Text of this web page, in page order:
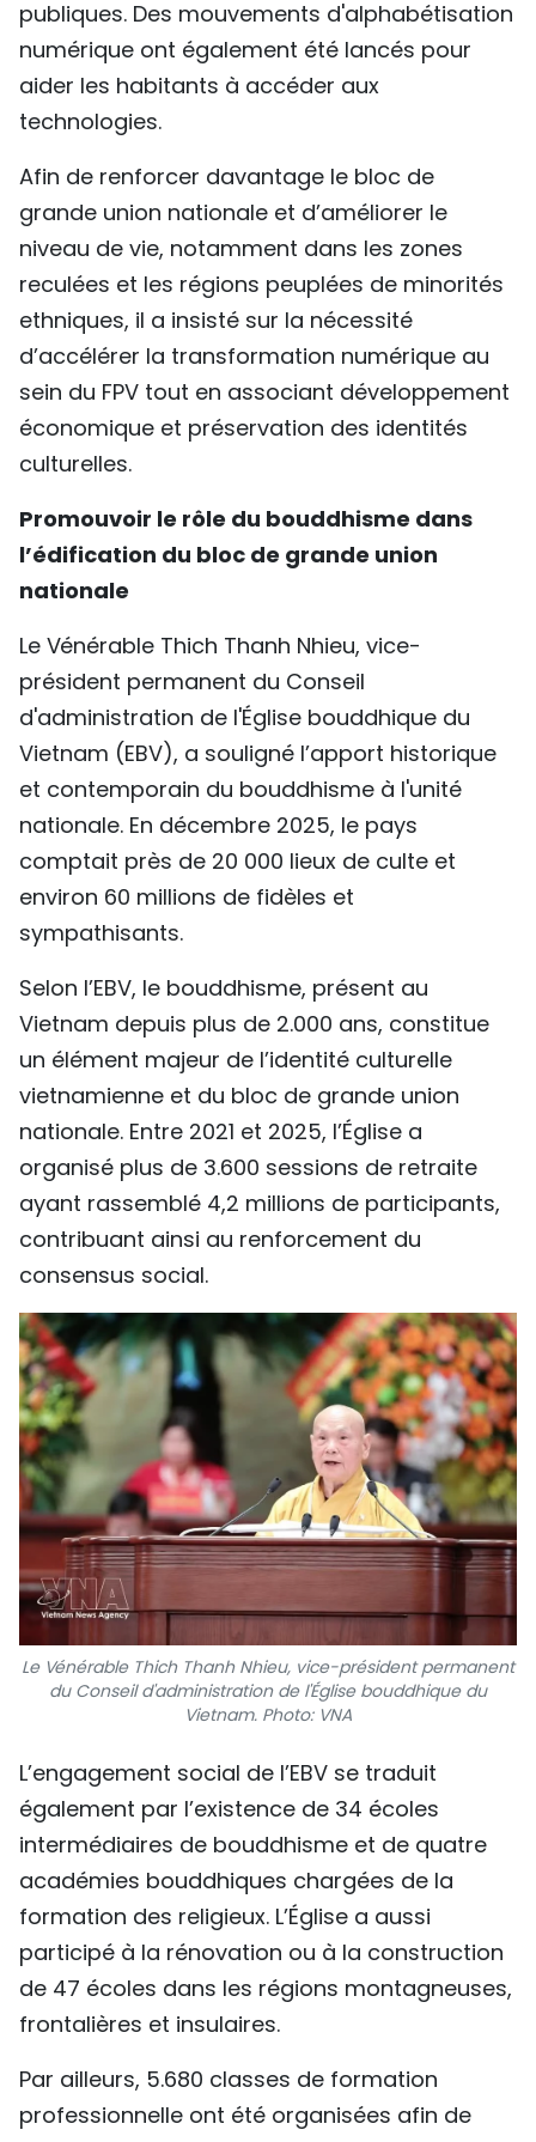
publiques. Des mouvements d'alphabétisation
numérique ont également été lancés pour
aider les habitants à accéder aux
technologies.
Afin de renforcer davantage le bloc de
grande union nationale et d’améliorer le
niveau de vie, notamment dans les zones
reculées et les régions peuplées de minorités
ethniques, il a insisté sur la nécessité
d’accélérer la transformation numérique au
sein du FPV tout en associant développement
économique et préservation des identités
culturelles.
Promouvoir le rôle du bouddhisme dans
l’édification du bloc de grande union
nationale
Le Vénérable Thich Thanh Nhieu, vice-
président permanent du Conseil
d'administration de l'Église bouddhique du
Vietnam (EBV), a souligné l’apport historique
et contemporain du bouddhisme à l'unité
nationale. En décembre 2025, le pays
comptait près de 20 000 lieux de culte et
environ 60 millions de fidèles et
sympathisants.
Selon l’EBV, le bouddhisme, présent au
Vietnam depuis plus de 2.000 ans, constitue
un élément majeur de l’identité culturelle
vietnamienne et du bloc de grande union
nationale. Entre 2021 et 2025, l’Église a
organisé plus de 3.600 sessions de retraite
ayant rassemblé 4,2 millions de participants,
contribuant ainsi au renforcement du
consensus social.
Le Vénérable Thich Thanh Nhieu, vice-président permanent
du Conseil d'administration de l'Église bouddhique du
Vietnam. Photo: VNA
L’engagement social de l’EBV se traduit
également par l’existence de 34 écoles
intermédiaires de bouddhisme et de quatre
académies bouddhiques chargées de la
formation des religieux. L’Église a aussi
participé à la rénovation ou à la construction
de 47 écoles dans les régions montagneuses,
frontalières et insulaires.
Par ailleurs, 5.680 classes de formation
professionnelle ont été organisées afin de